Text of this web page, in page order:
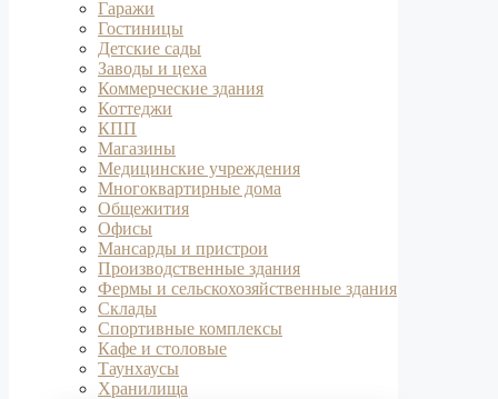
Гаражи
Гостиницы
Детские сады
Заводы и цеха
Коммерческие здания
Коттеджи
КПП
Магазины
Медицинские учреждения
Многоквартирные дома
Общежития
Офисы
Мансарды и пристрои
Производственные здания
Фермы и сельскохозяйственные здания
Склады
Спортивные комплексы
Кафе и столовые
Таунхаусы
Хранилища